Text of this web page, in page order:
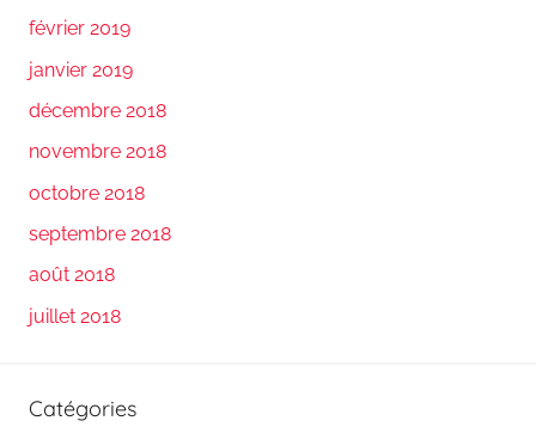
février 2019
janvier 2019
décembre 2018
novembre 2018
octobre 2018
septembre 2018
août 2018
juillet 2018
Catégories